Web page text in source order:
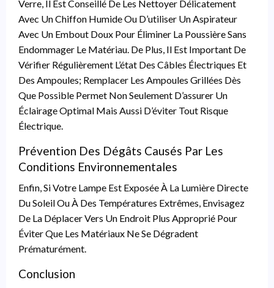
Verre, Il Est Conseillé De Les Nettoyer Délicatement
Avec Un Chiffon Humide Ou D’utiliser Un Aspirateur
Avec Un Embout Doux Pour Éliminer La Poussière Sans
Endommager Le Matériau. De Plus, Il Est Important De
Vérifier Régulièrement L’état Des Câbles Électriques Et
Des Ampoules; Remplacer Les Ampoules Grillées Dès
Que Possible Permet Non Seulement D’assurer Un
Éclairage Optimal Mais Aussi D’éviter Tout Risque
Électrique.
Prévention Des Dégâts Causés Par Les
Conditions Environnementales
Enfin, Si Votre Lampe Est Exposée À La Lumière Directe
Du Soleil Ou À Des Températures Extrêmes, Envisagez
De La Déplacer Vers Un Endroit Plus Approprié Pour
Éviter Que Les Matériaux Ne Se Dégradent
Prématurément.
Conclusion